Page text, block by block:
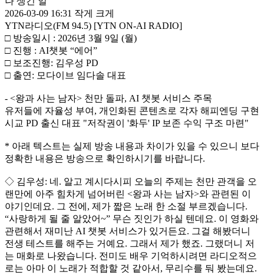
2026-03-09 16:31 작게
크게
YTN라디오(FM 94.5) [YTN ON-AI RADIO]
□ 방송일시 : 2026년 3월 9일 (월)
□ 진행 : AI챗봇 “에어”
□ 보조진행: 김우성 PD
□ 출연: 모다이브 임다솔 대표
- <왕과 사는 남자> 천만 돌파, AI 챗봇 서비스 주목
유저들에 자율성 부여, 개인화된 콘텐츠로 각자 해피엔딩 구현
시교 PD 출신 대표 "저작권이 '화두' IP 보존 수익 구조 마련"
* 아래 텍스트는 실제 방송 내용과 차이가 있을 수 있으니 보다
정확한 내용은 방송으로 확인하시기를 바랍니다.
◇ 김우성: 네. 알고 계시다시피 오늘의 주제는 천만 관객을 오
랜만에 아주 힘차게 넘어버린 <왕과 사는 남자>와 관련된 이
야기인데요. 그 전에, 제가 짧은 노래 한 소절 부르겠습니다.
“사랑하게 될 줄 알았어~” 무슨 짓인가 하실 텐데요. 이 영화와
관련해서 재미난 AI 챗봇 서비스가 있거든요. 그걸 해봤더니
전생 테스트를 해주는 거예요. 그래서 제가 했죠. 그랬더니 저
는 매화로 나왔습니다. 전미도 배우 기억하시려면 라디오적으
로는 아마 이 노래가 적합할 것 같아서, 무리수를 둬 봤는데요.